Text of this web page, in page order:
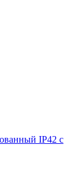
IP42 с